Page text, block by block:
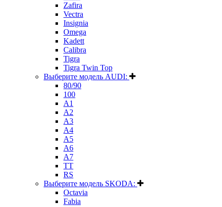
Zafira
Vectra
Insignia
Omega
Kadett
Calibra
Tigra
Tigra Twin Top
Выберите модель AUDI:
80/90
100
A1
A2
A3
A4
A5
A6
A7
TT
RS
Выберите модель SKODA:
Octavia
Fabia